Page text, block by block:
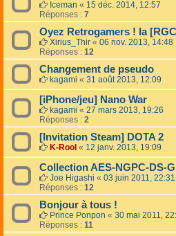
Iceman « 15 déc. 2014, 12:57
Réponses : 7
Oyez Retrogamers ! la
Xirius_Thir « 06 nov. 2013, 14:48
Réponses : 12
Changement de pseudo
kagami « 31 août 2013, 12:09
[iPhone/jeu] Nano War
kagami « 27 mars 2013, 19:26
Réponses : 2
[Invitation Steam] DOTA 2
K-Rool « 12 janv. 2013, 19:09
Collection AES-NGPC-DS-
Joe Higashi « 03 juin 2011, 22:31
Réponses : 12
Bonjour à tous !
Prince Ponpon « 30 mai 2011,
Réponses : 11